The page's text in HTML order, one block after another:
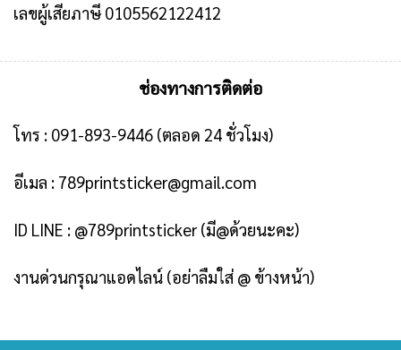
เลขผู้เสียภาษี 0105562122412
ช่องทางการติดต่อ
โทร : 091-893-9446 (ตลอด 24 ชั่วโมง)
อีเมล : 789printsticker@gmail.com
ID LINE : @789printsticker(มี@ด้วยนะคะ)
งานด่วนกรุณาแอดไลน์ (อย่าลืมใส่ @ ข้างหน้า)